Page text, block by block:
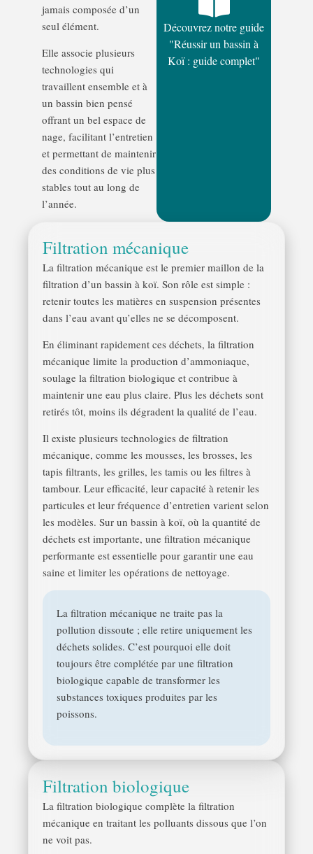
jamais composée d’un
seul élément.
Elle associe plusieurs
technologies qui
travaillent ensemble et à
un bassin bien pensé
offrant un bel espace de
nage, facilitant l’entretien
et permettant de maintenir
des conditions de vie plus
stables tout au long de
l’année.
Découvrez notre guide
"Réussir un bassin à
Koï : guide complet"
Filtration mécanique
La filtration mécanique est le premier maillon de la
filtration d’un bassin à koï. Son rôle est simple :
retenir toutes les matières en suspension présentes
dans l’eau avant qu’elles ne se décomposent.
En éliminant rapidement ces déchets, la filtration
mécanique limite la production d’ammoniaque,
soulage la filtration biologique et contribue à
maintenir une eau plus claire. Plus les déchets sont
retirés tôt, moins ils dégradent la qualité de l’eau.
Il existe plusieurs technologies de filtration
mécanique, comme les mousses, les brosses, les
tapis filtrants, les grilles, les tamis ou les filtres à
tambour. Leur efficacité, leur capacité à retenir les
particules et leur fréquence d’entretien varient selon
les modèles. Sur un bassin à koï, où la quantité de
déchets est importante, une filtration mécanique
performante est essentielle pour garantir une eau
saine et limiter les opérations de nettoyage.
La filtration mécanique ne traite pas la
pollution dissoute ; elle retire uniquement les
déchets solides. C’est pourquoi elle doit
toujours être complétée par une filtration
biologique capable de transformer les
substances toxiques produites par les
poissons.
Filtration biologique
La filtration biologique complète la filtration
mécanique en traitant les polluants dissous que l’on
ne voit pas.